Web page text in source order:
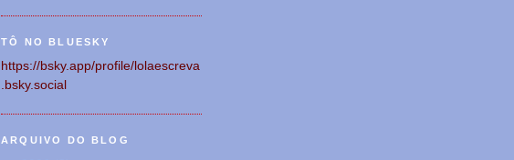
TÔ NO BLUESKY
https://bsky.app/profile/lolaescreva
.bsky.social
ARQUIVO DO BLOG